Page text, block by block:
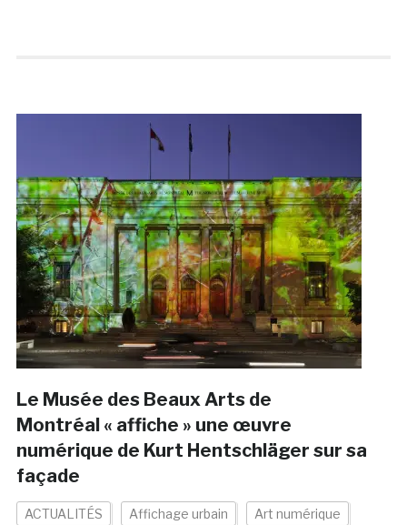
Le Musée des Beaux Arts de
Montréal « affiche » une œuvre
numérique de Kurt Hentschläger sur sa
façade
ACTUALITÉS Affichage urbain Art numérique